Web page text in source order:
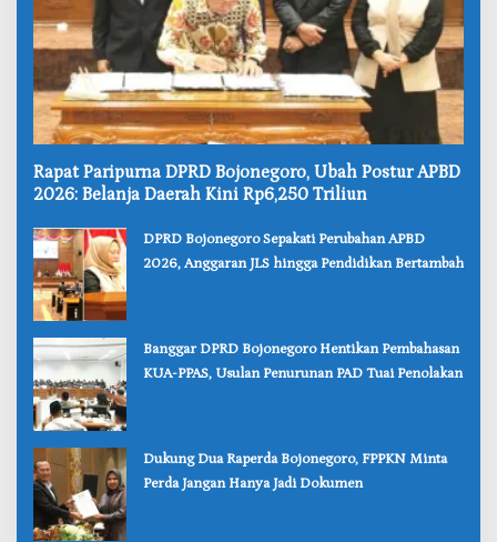
‎Rapat Paripurna DPRD Bojonegoro, Ubah Postur APBD
2026: Belanja Daerah Kini Rp6,250 Triliun
‎DPRD Bojonegoro Sepakati Perubahan APBD
2026, Anggaran JLS hingga Pendidikan Bertambah
‎Banggar DPRD Bojonegoro Hentikan Pembahasan
KUA-PPAS, Usulan Penurunan PAD Tuai Penolakan
‎Dukung Dua Raperda Bojonegoro, FPPKN Minta
Perda Jangan Hanya Jadi Dokumen